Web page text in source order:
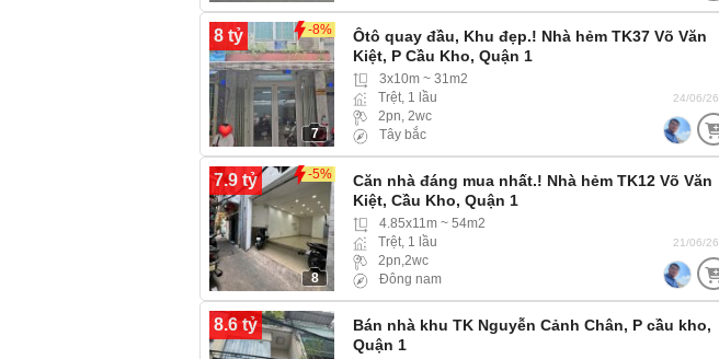
8 tỷ -8%
7
Ôtô quay đầu, Khu đẹp.! Nhà hẻm TK37 Võ Văn
Kiệt, P Cầu Kho, Quận 1
3x10m ~ 31m2
Trệt, 1 lầu
2pn, 2wc
Tây bắc
24/06/26
7.9 tỷ -5%
8
Căn nhà đáng mua nhất.! Nhà hẻm TK12 Võ Văn
Kiệt, Cầu Kho, Quận 1
4.85x11m ~ 54m2
Trệt, 1 lầu
2pn,2wc
Đông nam
21/06/26
8.6 tỷ
Bán nhà khu TK Nguyễn Cảnh Chân, P cầu kho,
Quận 1